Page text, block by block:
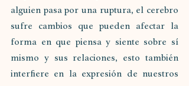
alguien pasa por una ruptura, el cerebro
sufre cambios que pueden afectar la
forma en que piensa y siente sobre sí
mismo y sus relaciones, esto también
interfiere en la expresión de nuestros